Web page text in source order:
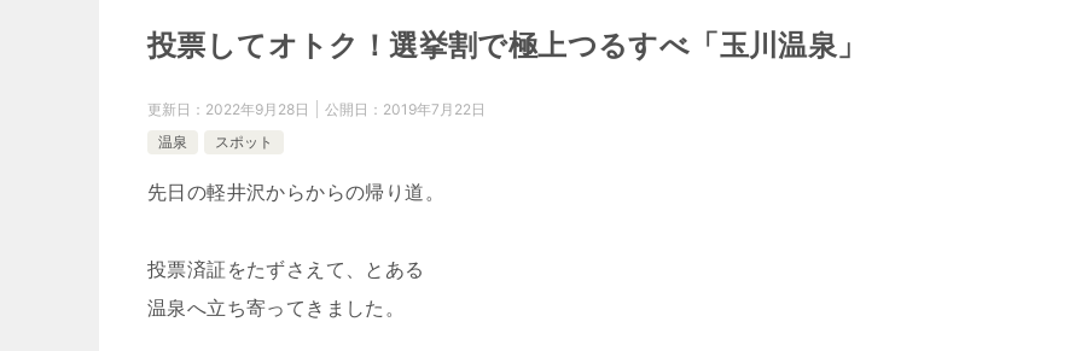
投票してオトク！選挙割で極上つるすべ「玉川温泉」
更新日： 2022年9月28日 公開日： 2019年7月22日
温泉
スポット
先日の軽井沢からからの帰り道。
投票済証をたずさえて、とある
温泉へ立ち寄ってきました。